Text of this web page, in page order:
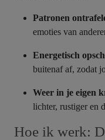
Patronen
emoties van
Energetisch
buitenaf af, zodat
Weer in je eigen
lichter, rustiger en
Hoe ik werk: